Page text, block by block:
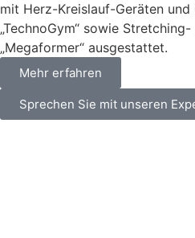
mit Herz-Kreislauf-Geräten
„TechnoGym“ sowie
„Megaformer“ ausgestattet.
Mehr erfahren
Sprechen Sie mit unseren